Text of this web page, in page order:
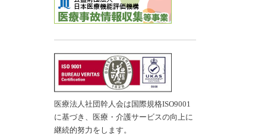
医療法人社団幹人会は国際規格ISO9001
に基づき、医療・介護サービスの向上に
継続的努力をします。